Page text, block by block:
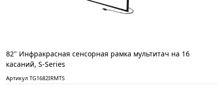
82" Инфракрасная сенсорная рамка мультитач на 16
касаний, S-Series
Артикул TG1682IRMTS